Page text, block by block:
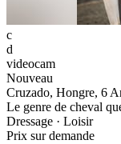
c
d
videocam
Nouveau
Cruzado, Hongre, 6
Le genre de cheval
Dressage · Loisir
Prix sur demande